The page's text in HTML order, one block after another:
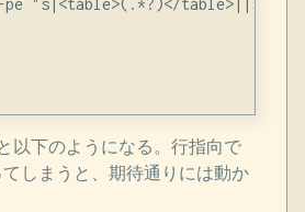
以下のようになる。行指向で
しまうと、期待通りには動か